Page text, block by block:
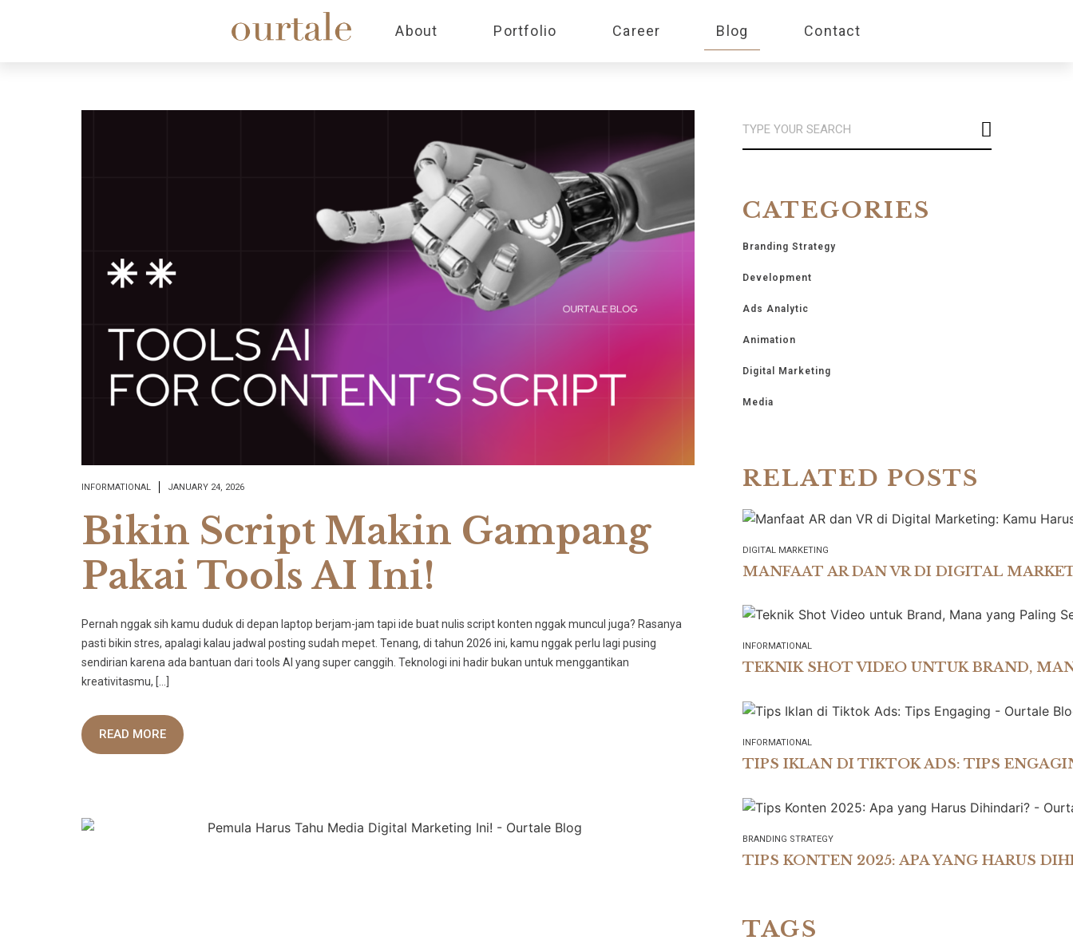
About Portfolio Career Blog Contact
INFORMATIONAL JANUARY 24, 2026
Bikin Script Makin Gampang
Pakai Tools AI Ini!
Pernah nggak sih kamu duduk di depan laptop berjam-jam tapi ide buat nulis script konten nggak muncul juga? Rasanya
pasti bikin stres, apalagi kalau jadwal posting sudah mepet. Tenang, di tahun 2026 ini, kamu nggak perlu lagi pusing
sendirian karena ada bantuan dari tools AI yang super canggih. Teknologi ini hadir bukan untuk menggantikan
kreativitasmu, […]
READ MORE
CATEGORIES
Branding Strategy
Development
Ads Analytic
Animation
Digital Marketing
Media
RELATED POSTS
DIGITAL MARKETING
MANFAAT AR DAN VR DI DIGITAL
INFORMATIONAL
TEKNIK SHOT VIDEO UNTUK BRAND,
INFORMATIONAL
TIPS IKLAN DI TIKTOK ADS: TIPS
BRANDING STRATEGY
TIPS KONTEN 2025: APA YANG HARUS
TAGS